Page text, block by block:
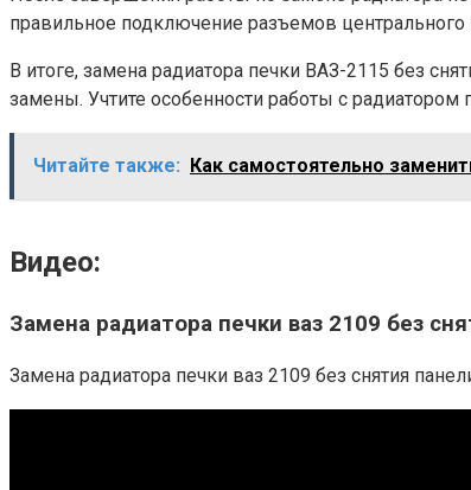
правильное подключение разъемов
В итоге, замена радиатора печки ВАЗ-2115 без
замены. Учтите особенности работы с радиатором
Читайте также: Как самостоятельно
Видео:
Замена радиатора печки ваз 2109 без
Замена радиатора печки ваз 2109 без снятия